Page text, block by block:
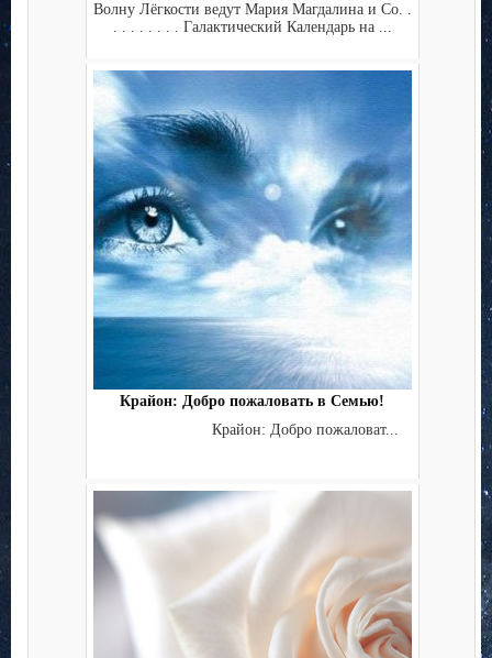
Волну Лёгкости ведут Мария Магдалина и Co. .
. . . . . . . . Галактический Календарь на ...
Крайон: Добро пожаловать в Семью!
Крайон: Добро пожаловат...